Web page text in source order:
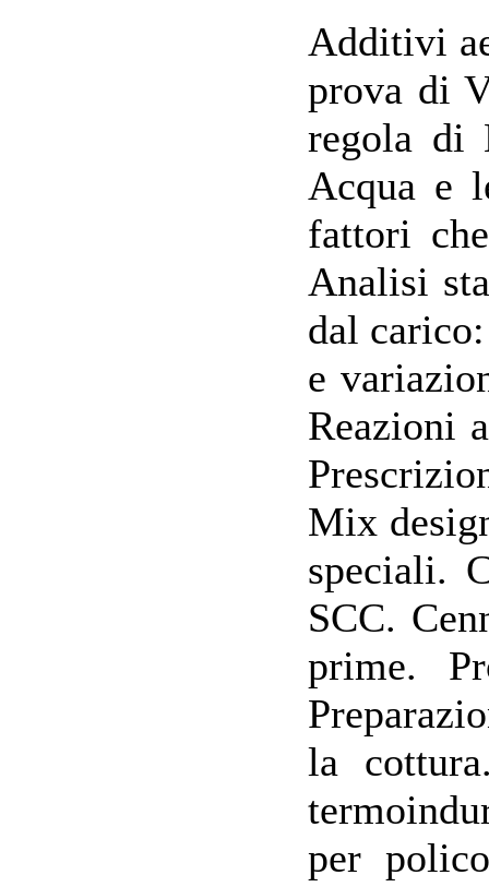
Additivi
prova di
regola di
Acqua e
fattori
Analisi
dal
e
Reazioni
Mix
speciali.
SCC.
prime.
la
per